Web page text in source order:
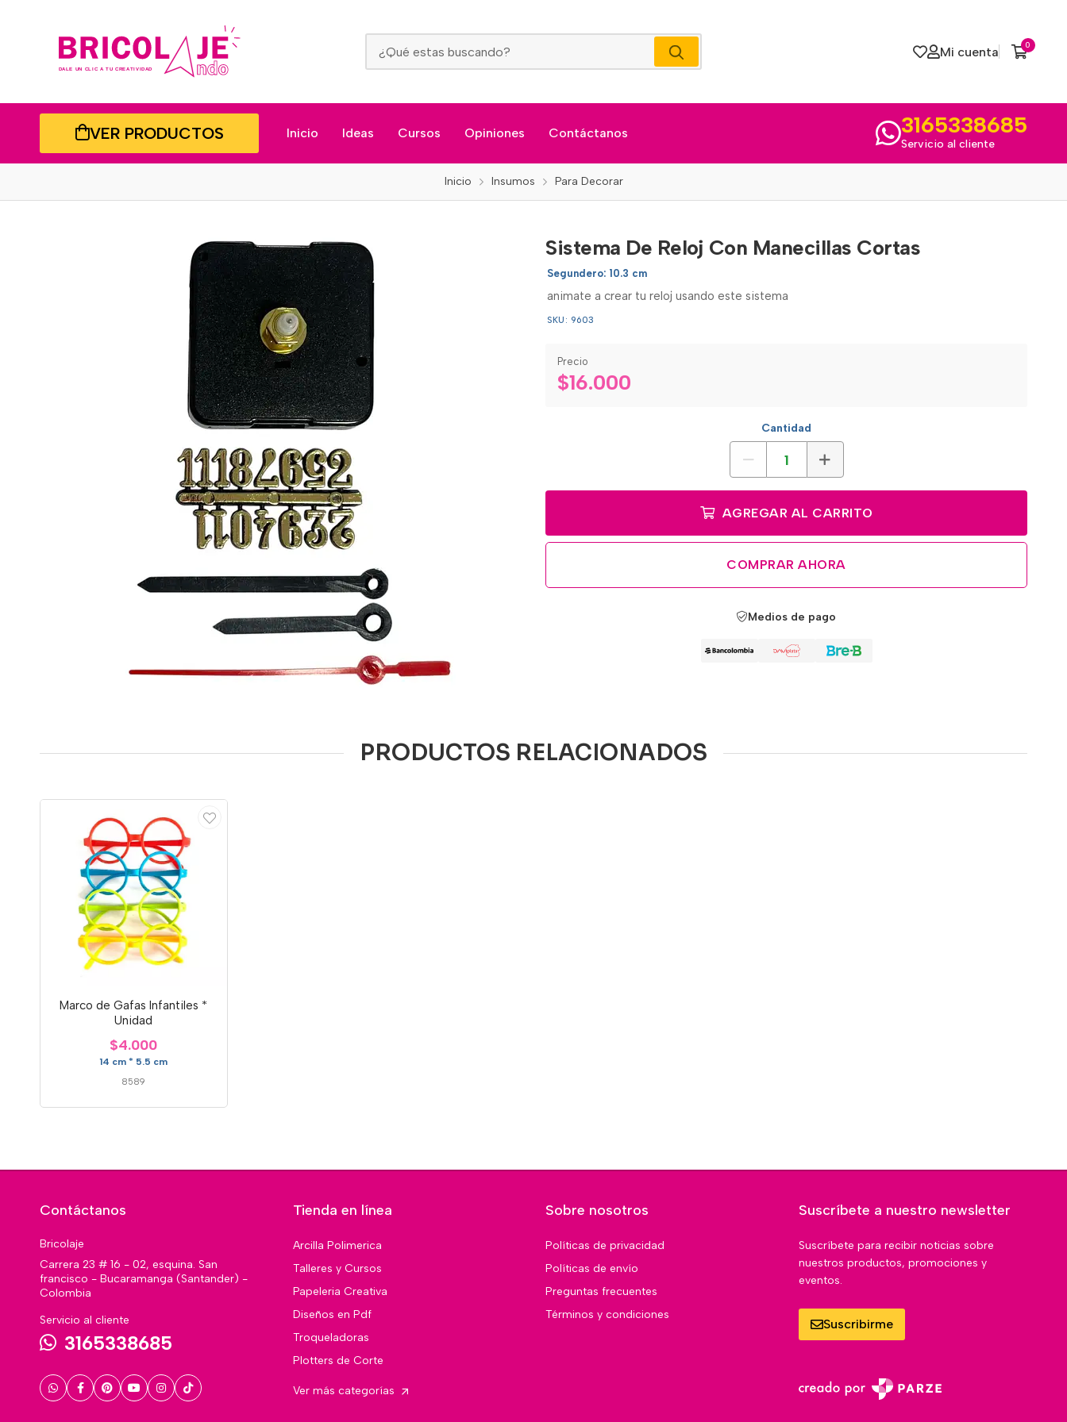
Mi cuenta 0
VER PRODUCTOS Inicio Ideas Cursos Opiniones Contáctanos 3165338685
Servicio al cliente
Inicio Insumos Para Decorar
Sistema De Reloj Con Manecillas Cortas
Segundero: 10.3 cm
animate a crear tu reloj usando este sistema
SKU: 9603
Precio
$16.000
Cantidad
AGREGAR AL CARRITO
COMPRAR AHORA
Medios de pago
PRODUCTOS RELACIONADOS
Marco de Gafas Infantiles *
Unidad
$4.000
14 cm * 5.5 cm
8589
Contáctanos
Bricolaje
Carrera 23 # 16 - 02, esquina. San
francisco - Bucaramanga (Santander) -
Colombia
Servicio al cliente
3165338685
Tienda en línea
Arcilla Polimerica
Talleres y Cursos
Papeleria Creativa
Diseños en Pdf
Troqueladoras
Plotters de Corte
Ver más categorías
Sobre nosotros
Políticas de privacidad
Políticas de envío
Preguntas frecuentes
Términos y condiciones
Suscríbete a nuestro newsletter
Suscríbete para recibir noticias sobre
nuestros productos, promociones y
eventos.
Suscribirme